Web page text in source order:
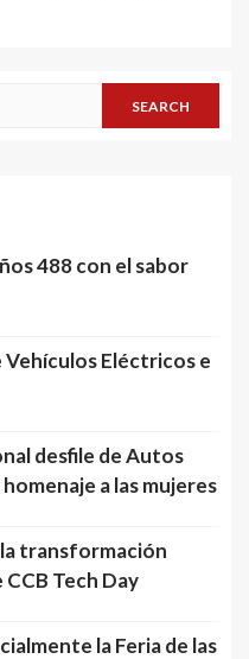
488 con el sabor
Vehículos Eléctricos e
desfile de Autos
a las mujeres
transformación
Tech Day
la Feria de las